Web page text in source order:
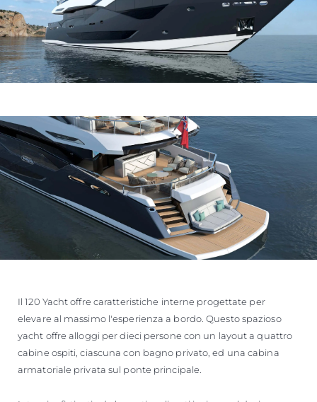
Il 120 Yacht offre caratteristiche interne progettate per
elevare al massimo l'esperienza a bordo. Questo spazioso
yacht offre alloggi per dieci persone con un layout a quattro
cabine ospiti, ciascuna con bagno privato, ed una cabina
armatoriale privata sul ponte principale.